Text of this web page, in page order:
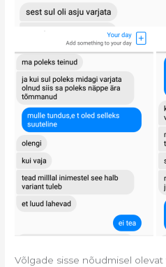
Võlgade sisse nõudmisel